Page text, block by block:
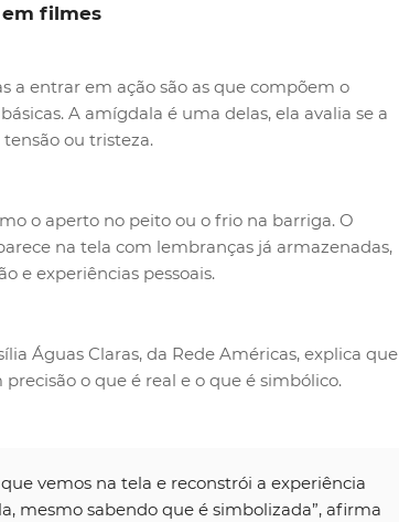
em filmes
a entrar em ação são as que compõem o
A amígdala é uma delas, ela avalia se a
ou tristeza.
o aperto no peito ou o frio na barriga. O
na tela com lembranças já armazenadas,
e experiências pessoais.
Águas Claras, da Rede Américas, explica que
o que é real e o que é simbólico.
vemos na tela e reconstrói a experiência
mesmo sabendo que é simbolizada”, afirma